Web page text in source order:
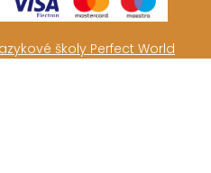
školy Perfect World